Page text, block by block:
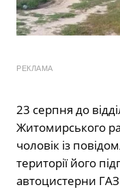
РЕКЛАМА
23 серпня до
Житомирського
чоловік із
території його
автоцистерни